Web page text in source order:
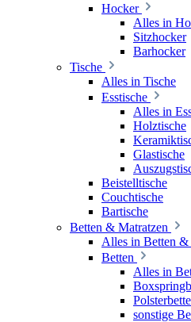
Hocker
Alles in
Sitzhocker
Barhocker
Tische
Alles in Tische
Esstische
Alles in
Holztische
Glastische
Beistelltische
Couchtische
Bartische
Betten & Matratzen
Alles in Betten &
Betten
Alles in
sonstige